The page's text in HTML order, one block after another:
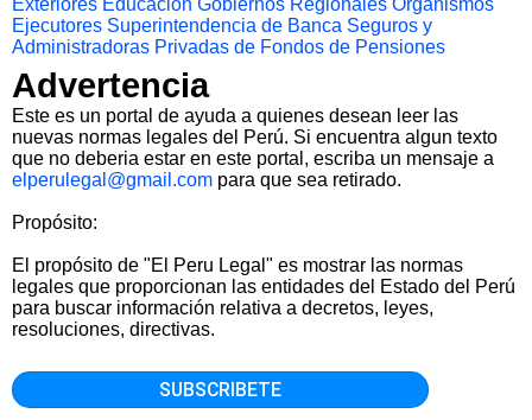
Exteriores Educacion Gobiernos Regionales Organismos
Ejecutores Superintendencia de Banca Seguros y
Administradoras Privadas de Fondos de Pensiones
Advertencia
Este es un portal de ayuda a quienes desean leer las
nuevas normas legales del Perú. Si encuentra algun texto
que no deberia estar en este portal, escriba un mensaje a
elperulegal@gmail.com para que sea retirado.
Propósito:
El propósito de "El Peru Legal" es mostrar las normas
legales que proporcionan las entidades del Estado del Perú
para buscar información relativa a decretos, leyes,
resoluciones, directivas.